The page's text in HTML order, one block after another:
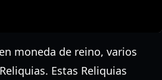
moneda de reino, varios
Estas Reliquias